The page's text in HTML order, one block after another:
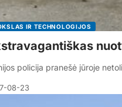
IR TECHNOLOGIJOS
policija pranešė jūroje
08-23